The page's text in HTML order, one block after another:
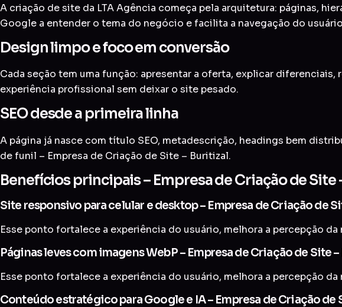
A criação de site da LTA Agência começa pela arquitetura: páginas,
Google a entender o tema do negócio e facilita a navegação do
Design limpo e foco em conversão
Cada seção tem uma função: apresentar a oferta, explicar
experiência profissional sem deixar o site pesado.
SEO desde a primeira linha
A página já nasce com título SEO, metadescrição, headings bem
de funil – Empresa de Criação de Site – Buritizal.
Benefícios principais – Empresa de Criação de Site
Site responsivo para celular e desktop – Empresa de Criação de
Esse ponto fortalece a experiência do usuário, melhora a percepção
Páginas leves com imagens WebP – Empresa de Criação de Site
Esse ponto fortalece a experiência do usuário, melhora a percepção
Conteúdo estratégico para Google e IA – Empresa de Criação de